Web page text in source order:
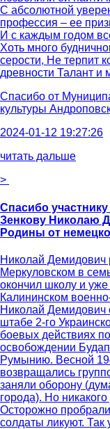
С абсолютной
профессия – ее
И с каждым годом
Хоть много
серости, Не терпит
древности Талант и
Спасибо от
культуры
2024-01-12 19:27:26
читать дальше
>
Спасибо
Зенкову Николаю
Родины от
Николай Демидович
Меркуловском в
окончил школу и
Калининском
Николай Демидович
штабе 2-го
боевых действиях
освобождении
Румынию. Весной
возвращались
заняли оборону
города). Но
Осторожно
солдаты ликуют. Так